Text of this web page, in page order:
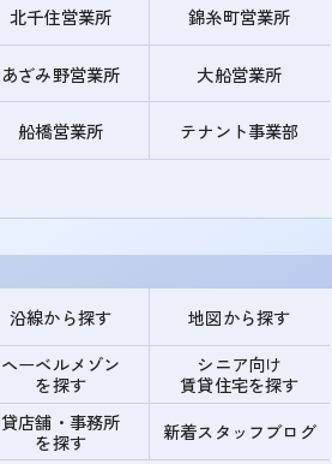
北千住営業所 錦糸町営業所
あざみ野営業所 大船営業所
船橋営業所 テナント事業部
沿線から探す 地図から探す
ヘーベルメゾン
を探す
シニア向け
賃貸住宅を探す
貸店舗・事務所
を探す
新着スタッフブログ